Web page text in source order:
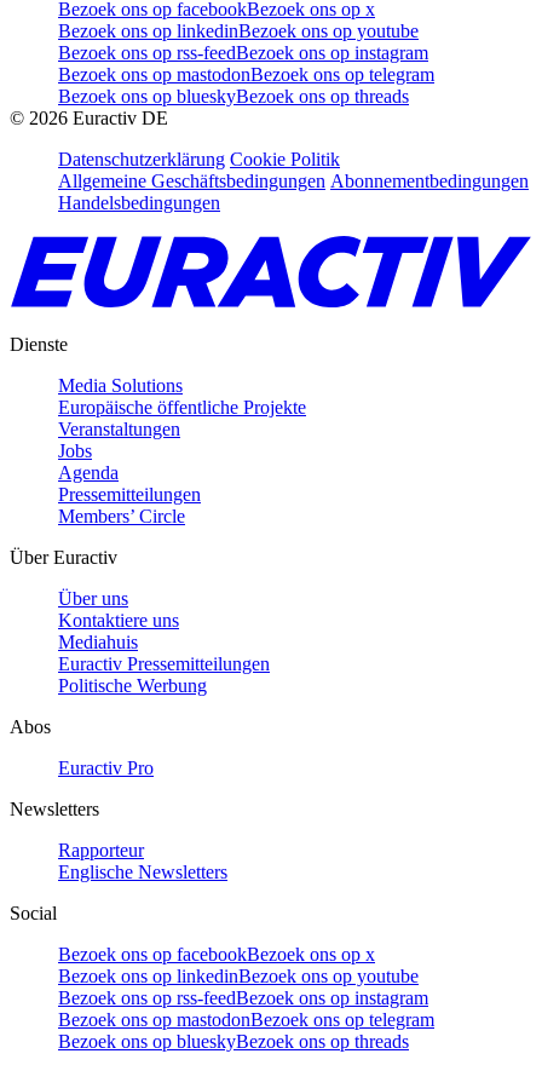
Bezoek ons op facebookBezoek ons op x
Bezoek ons op linkedinBezoek ons op youtube
Bezoek ons op rss-feedBezoek ons op instagram
Bezoek ons op mastodonBezoek ons op telegram
Bezoek ons op blueskyBezoek ons op threads
© 2026 Euractiv DE
Datenschutzerklärung Cookie Politik
Allgemeine Geschäftsbedingungen Abonnementbedingungen
Handelsbedingungen
Dienste
Media Solutions
Europäische öffentliche Projekte
Veranstaltungen
Jobs
Agenda
Pressemitteilungen
Members’ Circle
Über Euractiv
Über uns
Kontaktiere uns
Mediahuis
Euractiv Pressemitteilungen
Politische Werbung
Abos
Euractiv Pro
Newsletters
Rapporteur
Englische Newsletters
Social
Bezoek ons op facebookBezoek ons op x
Bezoek ons op linkedinBezoek ons op youtube
Bezoek ons op rss-feedBezoek ons op instagram
Bezoek ons op mastodonBezoek ons op telegram
Bezoek ons op blueskyBezoek ons op threads